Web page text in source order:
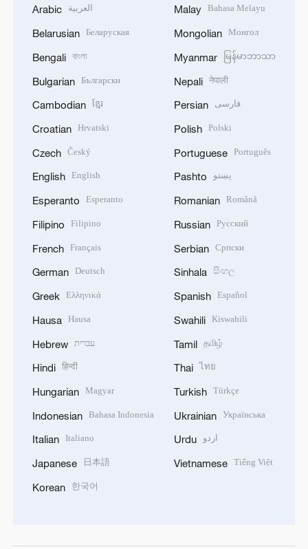
Arabic العربية
Belarusian Беларуская
Bengali বাংলা
Bulgarian Български
Cambodian ខ្មែរ
Croatian Hrvatski
Czech Český
English English
Esperanto Esperanto
Filipino Filipino
French Français
German Deutsch
Greek Ελληνικά
Hausa Hausa
Hebrew עברית
Hindi हिन्दी
Hungarian Magyar
Indonesian Bahasa Indonesia
Italian Italiano
Japanese 日本語
Korean 한국어
Malay Bahasa Melayu
Mongolian Монгол
Myanmar မြန်မာဘာသာ
Nepali नेपाली
Persian فارسی
Polish Polski
Portuguese Português
Pashto پښتو
Romanian Română
Russian Русский
Serbian Српски
Sinhala සිංහල
Spanish Español
Swahili Kiswahili
Tamil தமிழ்
Thai ไทย
Turkish Türkçe
Ukrainian Українська
Urdu اردو
Vietnamese Tiếng Việt